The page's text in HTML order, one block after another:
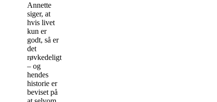
Annette
siger, at
hvis livet
kun er
godt, så er
det
røvkedeligt
– og
hendes
historie er
beviset på